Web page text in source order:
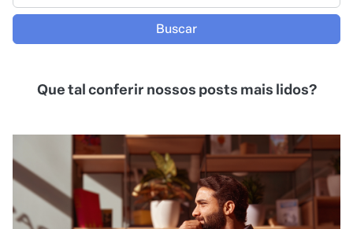
Buscar
Que tal conferir nossos posts mais lidos?